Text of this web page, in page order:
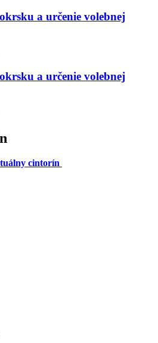
a určenie volebnej
a určenie volebnej
cintorín